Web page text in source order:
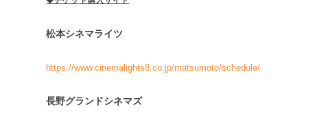
松本シネマライツ
https://www.cinemalights8.co.jp/matsumoto/schedule/
長野グランドシネマズ